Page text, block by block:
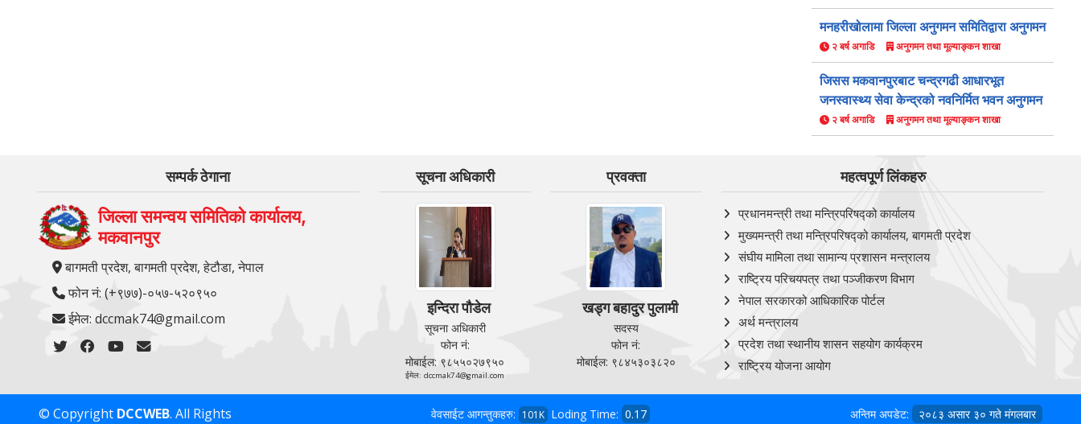
मनहरीखोलामा जिल्ला अनुगमन समितिद्वारा अनुगमन
२ बर्ष अगाडि अनुगमन तथा मूल्याङ्कन शाखा
जिसस मकवानपुरबाट चन्द्रगढी आधारभूत
जनस्वास्थ्य सेवा केन्द्रको नवनिर्मित भवन अनुगमन
२ बर्ष अगाडि अनुगमन तथा मूल्याङ्कन शाखा
सम्पर्क ठेगाना
जिल्ला समन्वय समितिको कार्यालय,
मकवानपुर
बागमती प्रदेश, बागमती प्रदेश, हेटौडा, नेपाल
फोन नं: (+९७७)-०५७-५२०९५०
ईमेल: dccmak74@gmail.com
सूचना अधिकारी
इन्दिरा पौडेल
सूचना अधिकारी
फोन नं:
मोबाईल: ९८५५०२७९५०
ईमेल: dccmak74@gmail.com
प्रवक्ता
खड्ग बहादुर पुलामी
सदस्य
फोन नं:
मोबाईल: ९८४५३०३८२०
महत्वपूर्ण लिंकहरु
प्रधानमन्त्री तथा मन्त्रिपरिषद्को कार्यालय
मुख्यमन्त्री तथा मन्त्रिपरिषद्को कार्यालय, बागमती प्रदेश
संघीय मामिला तथा सामान्य प्रशासन मन्त्रालय
राष्ट्रिय परिचयपत्र तथा पञ्‍जीकरण विभाग
नेपाल सरकारको आधिकारिक पोर्टल
अर्थ मन्त्रालय
प्रदेश तथा स्थानीय शासन सहयोग कार्यक्रम
राष्ट्रिय योजना आयोग
© Copyright DCCWEB. All Rights
वेवसाईट आगन्तुकहरु: 101K Loding Time: 0.17 अन्तिम अपडेट: २०८३ असार ३० गते मंगलबार